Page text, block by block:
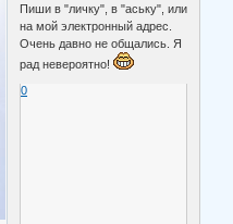
Пиши в "личку", в "аську", или
на мой электронный адрес.
Очень давно не общались. Я
рад невероятно!
0